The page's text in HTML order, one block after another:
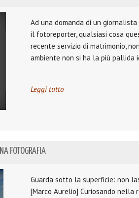
Ad una domanda di un
il fotoreporter, qualsiasi cosa
recente servizio di matrimonio,
ambiente non si ha la più pallida
Leggi tutto
FOTOGRAFIA
Guarda sotto la superficie: non
[Marco Aurelio] Curiosando